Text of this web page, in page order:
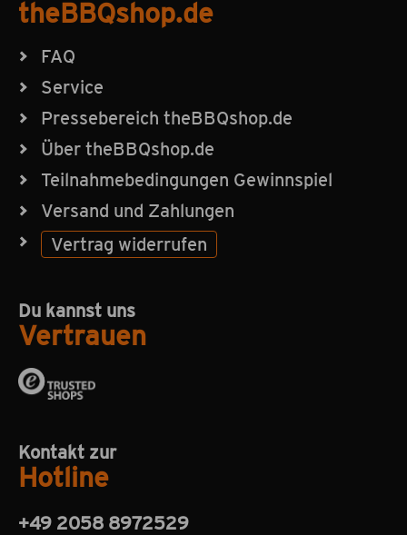
theBBQshop.de
FAQ
Service
Pressebereich theBBQshop.de
Über theBBQshop.de
Teilnahmebedingungen Gewinnspiel
Versand und Zahlungen
Vertrag widerrufen
Du kannst uns
Vertrauen
Kontakt zur
Hotline
+49 2058 8972529